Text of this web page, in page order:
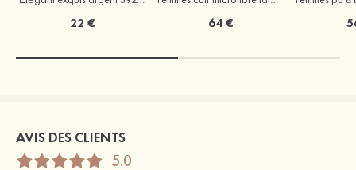
22 € 64 €
AVIS DES CLIENTS
5.0